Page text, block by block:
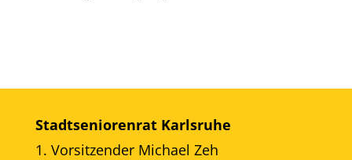
Stadtseniorenrat Karlsruhe
1. Vorsitzender Michael Zeh